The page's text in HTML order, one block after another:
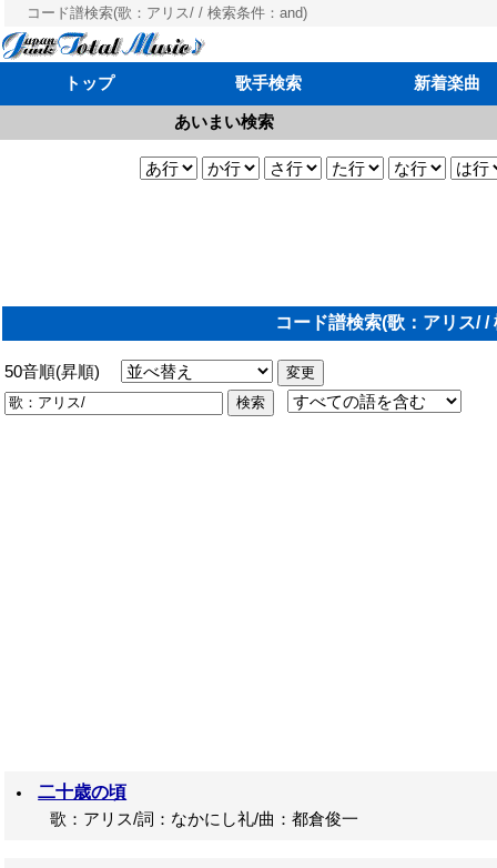
コード譜検索(歌：アリス/ / 検索条件：and)
トップ 歌手検索 新着楽曲
あいまい検索
コード譜検索(歌：アリス/
50音順(昇順)
二十歳の頃
歌：アリス/詞：なかにし礼/曲：都倉俊一